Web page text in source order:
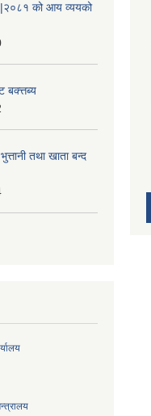
को आय व्ययको
बक्त्तब्य
तथा खाता बन्द